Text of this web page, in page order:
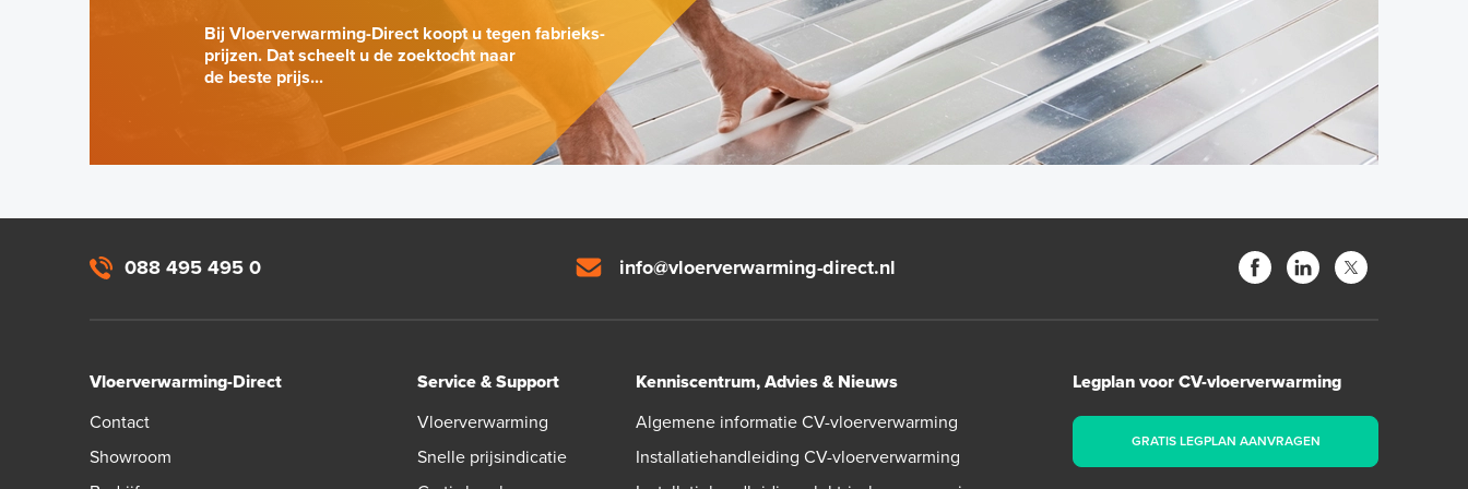
Bij Vloerverwarming-Direct koopt u tegen fabrieks-
prijzen. Dat scheelt u de zoektocht naar
de beste prijs...
088 495 495 0 info@vloerverwarming-direct.nl
Vloerverwarming-Direct
Contact
Showroom
Service & Support
Vloerverwarming
Snelle prijsindicatie
Kenniscentrum, Advies & Nieuws
Algemene informatie CV-vloerverwarming
Installatiehandleiding CV-vloerverwarming
Legplan voor CV-vloerverwarming
GRATIS LEGPLAN AANVRAGEN